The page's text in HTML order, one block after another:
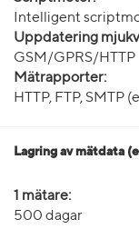
Intelligent
Uppdatering
GSM/GPRS/HTTP
Mätrapporter:
HTTP, FTP, SMTP
Lagring av mätdata
1 mätare:
500 dagar